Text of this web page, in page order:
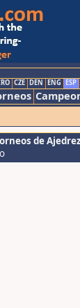
CZE DEN ENG ESP
de Ajedrez